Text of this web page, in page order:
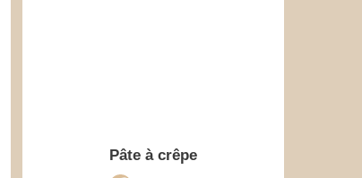
Pâte à crêpe